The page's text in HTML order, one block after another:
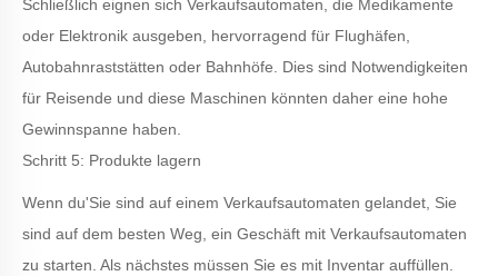
Schließlich eignen sich Verkaufsautomaten, die Medikamente
oder Elektronik ausgeben, hervorragend für Flughäfen,
Autobahnraststätten oder Bahnhöfe. Dies sind Notwendigkeiten
für Reisende und diese Maschinen könnten daher eine hohe
Gewinnspanne haben.
Schritt 5: Produkte lagern
Wenn du'Sie sind auf einem Verkaufsautomaten gelandet, Sie
sind auf dem besten Weg, ein Geschäft mit Verkaufsautomaten
zu starten. Als nächstes müssen Sie es mit Inventar auffüllen.